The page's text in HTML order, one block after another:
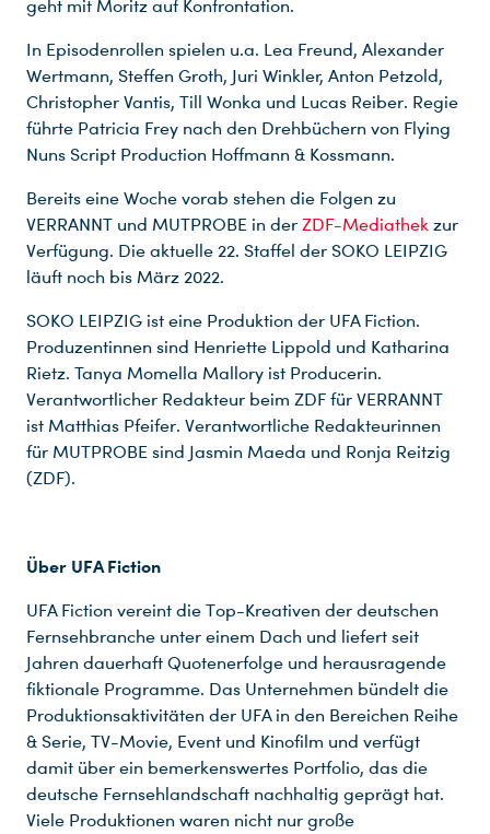
geht mit Moritz auf Konfrontation.
In Episodenrollen spielen u.a. Lea Freund, Alexander
Wertmann, Steffen Groth, Juri Winkler, Anton Petzold,
Christopher Vantis, Till Wonka und Lucas Reiber. Regie
führte Patricia Frey nach den Drehbüchern von Flying
Nuns Script Production Hoffmann & Kossmann.
Bereits eine Woche vorab stehen die Folgen zu
VERRANNT und MUTPROBE in der ZDF-Mediathek zur
Verfügung. Die aktuelle 22. Staffel der SOKO LEIPZIG
läuft noch bis März 2022.
SOKO LEIPZIG ist eine Produktion der UFA Fiction.
Produzentinnen sind Henriette Lippold und Katharina
Rietz. Tanya Momella Mallory ist Producerin.
Verantwortlicher Redakteur beim ZDF für VERRANNT
ist Matthias Pfeifer. Verantwortliche Redakteurinnen
für MUTPROBE sind Jasmin Maeda und Ronja Reitzig
(ZDF).
Über UFA Fiction
UFA Fiction vereint die Top-Kreativen der deutschen
Fernsehbranche unter einem Dach und liefert seit
Jahren dauerhaft Quotenerfolge und herausragende
fiktionale Programme. Das Unternehmen bündelt die
Produktionsaktivitäten der UFA in den Bereichen Reihe
& Serie, TV-Movie, Event und Kinofilm und verfügt
damit über ein bemerkenswertes Portfolio, das die
deutsche Fernsehlandschaft nachhaltig geprägt hat.
Viele Produktionen waren nicht nur große